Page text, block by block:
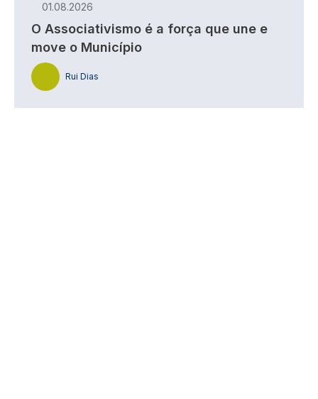
01.08.2026
O Associativismo é a força que une e
move o Município
Rui Dias